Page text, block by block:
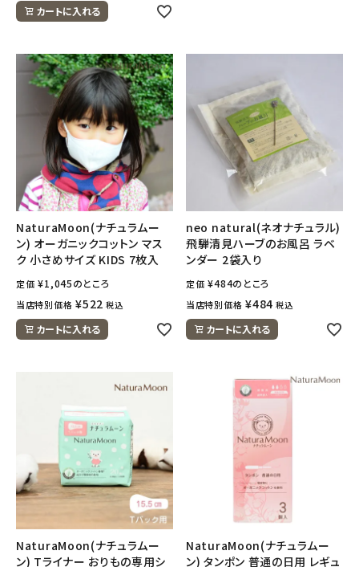
カートに入れる
NaturaMoon(ナチュラムー
ン) オーガニックコットン マス
ク 小さめサイズ KIDS 7枚入
定価 ¥1,045のところ
当店特別価格 ¥522 税込
カートに入れる
neo natural(ネオナチュラル)
飛騨清見ハーブのお風呂 ラベ
ンダー 2袋入り
定価 ¥484のところ
当店特別価格 ¥484 税込
カートに入れる
NaturaMoon(ナチュラムー
ン) Tライナー おりもの専用シ
NaturaMoon(ナチュラムー
ン) タンポン 普通の日用 レギュ